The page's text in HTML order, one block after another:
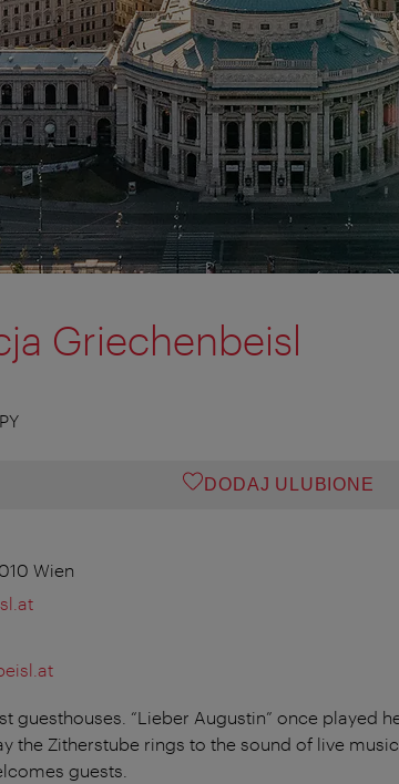
Griechenbeisl
DODAJ ULUBIONE
Wien
guesthouses. “Lieber Augustin” once played
the Zitherstube rings to the sound of live
guests.